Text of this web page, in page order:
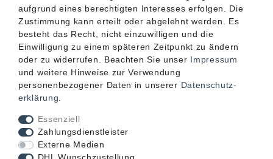
aufgrund eines berechtigten Interesses erfolgen. Die
Zustimmung kann erteilt oder abgelehnt werden. Es
besteht das Recht, nicht einzuwilligen und die
Einwilligung zu einem späteren Zeitpunkt zu ändern
oder zu widerrufen. Beachten Sie unser Impressum
und weitere Hinweise zur Verwendung
personenbezogener Daten in unserer Daten­schutz­
erklärung
Essenziell
Zahlungsdienstleister
Externe Medien